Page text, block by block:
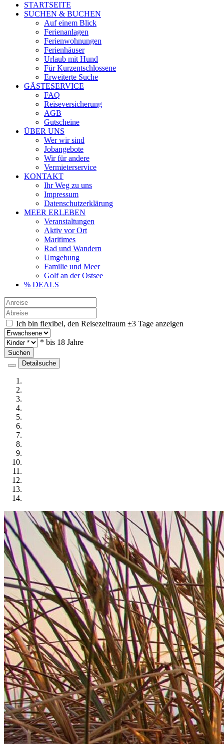
STARTSEITE
SUCHEN & BUCHEN
Auf einem Blick
Ferienanlagen
Ferienwohnungen
Ferienhäuser
Urlaub mit Hund
Für Kurzentschlossene
Erweiterte Suche
GÄSTESERVICE
FAQ
Reiseversicherung
AGB
Gutscheine
ÜBER UNS
Wer wir sind
Jobangebote
Wir für andere
Vermieterservice
KONTAKT
Ihr Weg zu uns
Impressum
Datenschutzerklärung
MEER ERLEBEN
Veranstaltungen
Aktiv vor Ort
Maritimes
Rad und Wandern
Umgebung
Familie und Meer
Golf an der Ostsee
% DEALS
Ich bin flexibel, den Reisezeitraum ±3 Tage anzeigen
* bis 18 Jahre
Suchen
Detailsuche